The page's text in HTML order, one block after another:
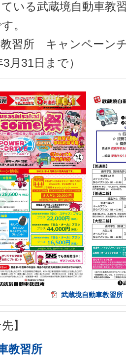
いる武蔵境自動車教
。
教習所 キャンペーン
月31日まで）
武蔵境自動車教習所
】
教習所